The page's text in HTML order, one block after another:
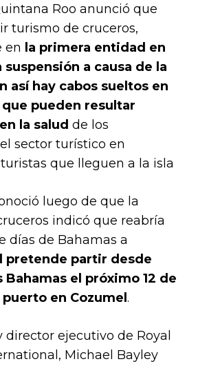
Roo anunció que
turismo de cruceros,
en la primera entidad en
suspensión a causa de la
así hay cabos sueltos en
pueden resultar
la salud de los
sector turístico en
que lleguen a la isla
luego de que la
indicó que reabría
días de Bahamas a
pretende partir desde
Bahamas el próximo 12 de
en Cozumel .
director ejecutivo de Royal
Michael Bayley